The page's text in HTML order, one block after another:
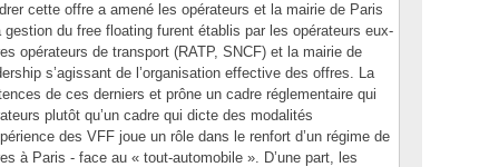
cette offre a amené les opérateurs et la mairie de Paris
du free floating furent établis par les opérateurs eux-
opérateurs de transport (RATP, SNCF) et la mairie de
s’agissant de l’organisation effective des offres. La
de ces derniers et prône un cadre réglementaire qui
plutôt qu’un cadre qui dicte des modalités
des VFF joue un rôle dans le renfort d’un régime de
à Paris - face au « tout-automobile ». D’une part, les